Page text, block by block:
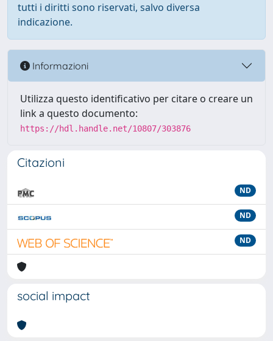
tutti i diritti sono riservati, salvo diversa
indicazione.
Informazioni
Utilizza questo identificativo per citare o creare un
link a questo documento:
https://hdl.handle.net/10807/303876
Citazioni
ND
ND
ND
social impact